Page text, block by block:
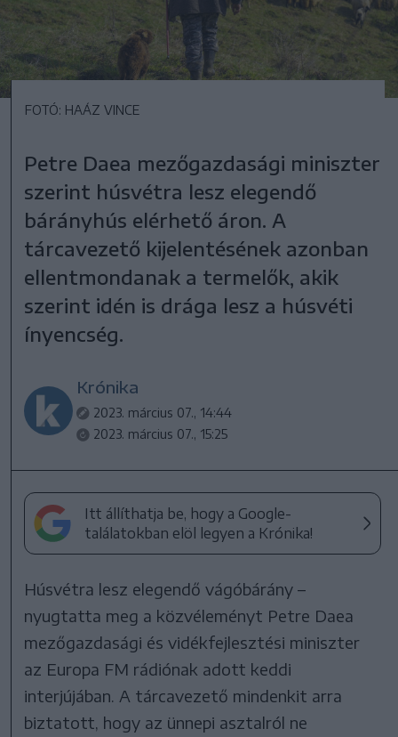
FOTÓ: HAÁZ VINCE
Petre Daea mezőgazdasági miniszter
szerint húsvétra lesz elegendő
bárányhús elérhető áron. A
tárcavezető kijelentésének azonban
ellentmondanak a termelők, akik
szerint idén is drága lesz a húsvéti
ínyencség.
Krónika
2023. március 07., 14:44
2023. március 07., 15:25
Itt állíthatja be, hogy a Google-
találatokban elöl legyen a Krónika!
Húsvétra lesz elegendő vágóbárány –
nyugtatta meg a közvéleményt Petre Daea
mezőgazdasági és vidékfejlesztési miniszter
az Europa FM rádiónak adott keddi
interjújában. A tárcavezető mindenkit arra
biztatott, hogy az ünnepi asztalról ne